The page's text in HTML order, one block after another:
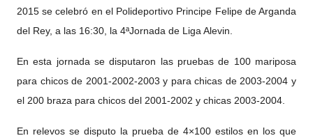
2015 se celebró en el Polideportivo Principe Felipe de Arganda
del Rey, a las 16:30, la 4ªJornada de Liga Alevin.
En esta jornada se disputaron las pruebas de 100 mariposa
para chicos de 2001-2002-2003 y para chicas de 2003-2004 y
el 200 braza para chicos del 2001-2002 y chicas 2003-2004.
En relevos se disputo la prueba de 4×100 estilos en los que